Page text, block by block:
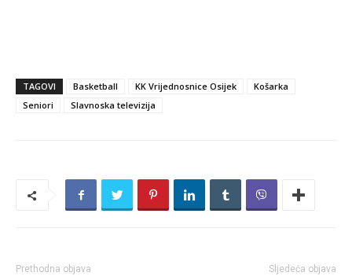
TAGOVI Basketball KK Vrijednosnice Osijek
Košarka
Seniori
Slavnoska televizija
Prethodna objava Sljedeća objava